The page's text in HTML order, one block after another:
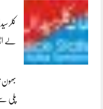
لے
بھون
پلی